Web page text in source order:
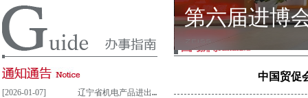
第六届进博
[2026-01-07]
辽宁省机电产品进出口企业联合会党支部参与重大事项决策管理制度(试行)
Home news
中国贸促